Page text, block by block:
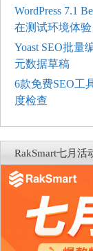
WordPress 7.1
在测试环境体验
Yoast SEO批
元数据草稿
6款免费SEO工
度检查
RakSmart七月活